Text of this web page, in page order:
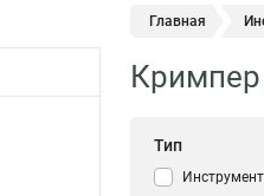
Главная
Кримпер
Тип
Инструмент